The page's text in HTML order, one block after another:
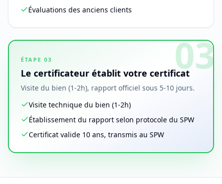
Évaluations des anciens clients
03
ÉTAPE 03
Le certificateur établit votre certificat
Visite du bien (1-2h), rapport officiel sous 5-10 jours.
Visite technique du bien (1-2h)
Établissement du rapport selon protocole du SPW
Certificat valide 10 ans, transmis au SPW